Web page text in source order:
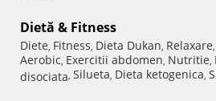
Dietă & Fitness
Diete, Fitness, Dieta Dukan, Relaxare,
Aerobic, Exercitii abdomen, Nutritie,
disociata, Silueta, Dieta ketogenica,